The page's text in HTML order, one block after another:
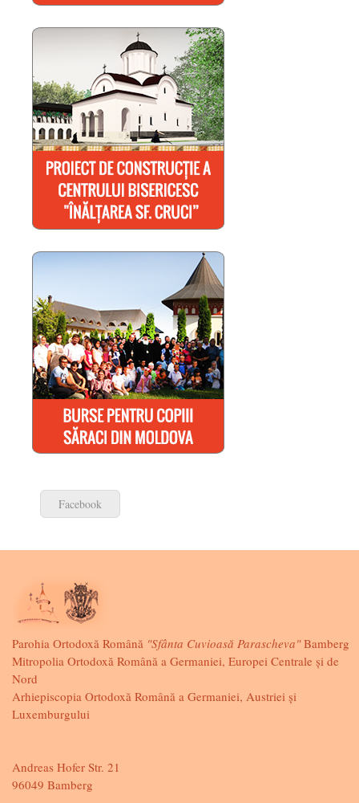
Facebook
Parohia Ortodoxă Română "Sfânta Cuvioasă Parascheva"Bamberg
Mitropolia Ortodoxă Română a Germaniei, Europei Centrale și de
Nord
Arhiepiscopia Ortodoxă Română a Germaniei, Austriei și
Luxemburgului
Andreas Hofer Str. 21
96049 Bamberg